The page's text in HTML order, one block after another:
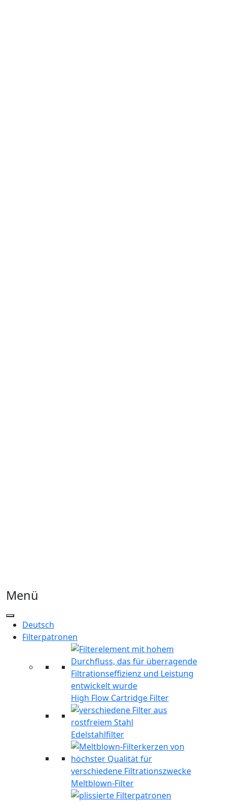
Menü
Deutsch
Filterpatronen
High Flow Cartridge Filter
Edelstahlfilter
Meltblown-Filter